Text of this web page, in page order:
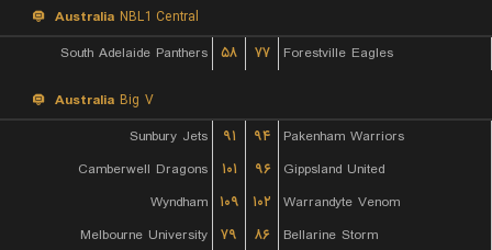
Australia NBL1 Central
South Adelaide Panthers
۵۸ ۷۷ Forestville Eagles
Australia Big V
Sunbury Jets
۹۱ ۹۴
Pakenham Warriors
Camberwell Dragons
۱۰۱ ۹۶
Gippsland United
Wyndham
۱۰۹ ۱۰۲
Warrandyte Venom
Melbourne University
۷۹ ۸۶
Bellarine Storm